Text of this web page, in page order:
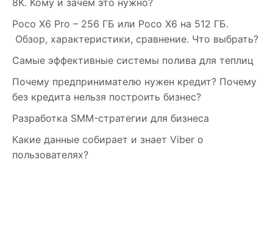
Poco X6 Pro – 256 ГБ или Poco X6 на 512 ГБ.
Обзор, характеристики, сравнение. Что выбрать?
Самые эффективные системы полива для теплиц
Почему предпринимателю нужен кредит? Почему
без кредита нельзя построить бизнес?
Разработка SMM-стратегии для бизнеса
Какие данные собирает и знает Viber о
пользователях?